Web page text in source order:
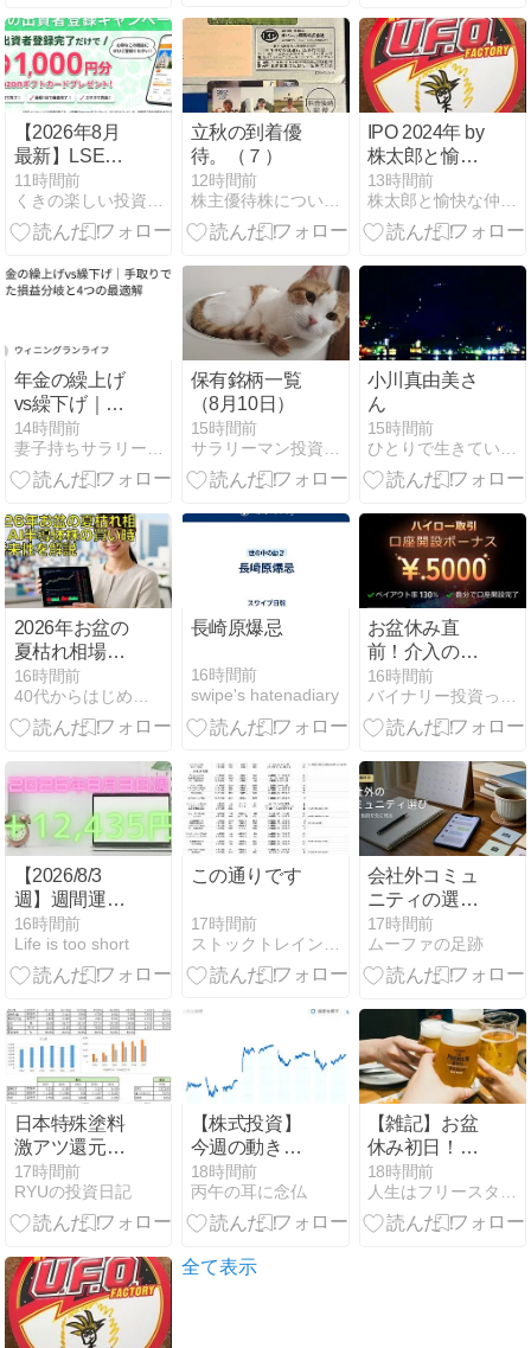
【2026年8月
最新】LSEED
クラファン！
Amazonギフ
トカード最大
らう方法
11時間前
くきの楽しい投資生活
立秋の到着優
待。（７）
12時間前
株主優待株についてコツコツ書きためるブログ
IPO 2024年 by
株太郎と愉快
な仲間たち ｜
2024年のIPO
実績
13時間前
株太郎と愉快な仲間たち
年金の繰上げ
vs繰下げ｜手
取りで比べた
損益分岐と4
つの最適解
14時間前
妻子持ちサラリーマンが40代でリタイアし投資生活
保有銘柄一覧
（8月10日）
15時間前
サラリーマン投資家が株主優待株などに投資してみました
小川真由美さ
ん
15時間前
ひとりで生きていくために〜 All roads
2026年お盆の
夏枯れ相場！
AI半導体株の
買い時と将来
性を解説
16時間前
40代からはじめるパパの投資 【実例】
長崎原爆忌
16時間前
swipe's hatenadiary
お盆休み直
前！介入の暴
落相場で3万
2,000円稼いだ
サラリーマン
実践記
16時間前
バイナリー投資って勝てるのか？
【2026/8/3
週】週間運用
結果【トライ
オート・バラ
エティCFD】
16時間前
Life is too short
この通りです
17時間前
会社外コミュ
ニティの選び
方。50代の私
が入る前に見
たい5つの距
17時間前
ムーファの足跡
日本特殊塗料
激アツ還元株
の買い材料と
懸念点
17時間前
RYUの投資日記
【株式投資】
今週の動き
（08月第二
週）
18時間前
丙午の耳に念仏
【雑記】お盆
休み初日！大
学時代の友人
たちと久しぶ
りに集まって
18時間前
人生はフリースタイル！ 学割日記【社会人編】
全て表示